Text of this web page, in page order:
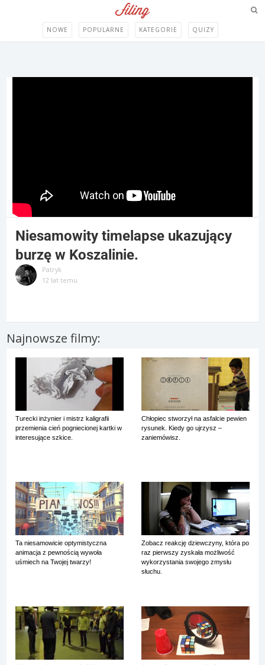
NOWE POPULARNE KATEGORIE QUIZY
Niesamowity timelapse ukazujący
burzę w Koszalinie.
Patryk
12 lat temu
Najnowsze filmy:
Turecki inżynier i mistrz kaligrafii
przemienia cień pogniecionej kartki w
interesujące szkice.
Chłopiec stworzył na asfalcie pewien
rysunek. Kiedy go ujrzysz –
zaniemówisz.
Ta niesamowicie optymistyczna
animacja z pewnością wywoła
uśmiech na Twojej twarzy!
Zobacz reakcję dziewczyny, która po
raz pierwszy zyskała możliwość
wykorzystania swojego zmysłu
słuchu.